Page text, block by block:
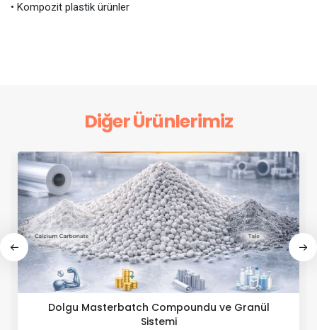
• Kompozit plastik ürünler
Diğer Ürünlerimiz
Katkı Masterbatch Compoundu ve Granül
Sistemi